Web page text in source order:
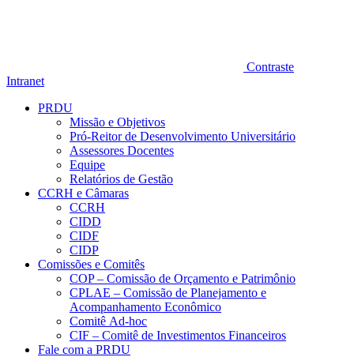
Contraste
Intranet
PRDU
Missão e Objetivos
Pró-Reitor de Desenvolvimento Universitário
Assessores Docentes
Equipe
Relatórios de Gestão
CCRH e Câmaras
CCRH
CIDD
CIDF
CIDP
Comissões e Comitês
COP – Comissão de Orçamento e Patrimônio
CPLAE – Comissão de Planejamento e
Acompanhamento Econômico
Comitê Ad-hoc
CIF – Comitê de Investimentos Financeiros
Fale com a PRDU